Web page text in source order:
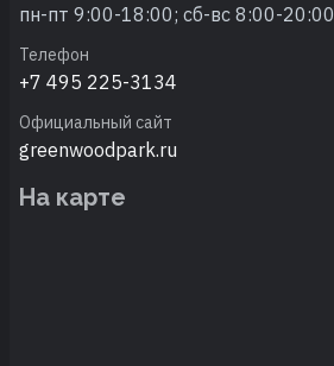
пн-пт 9:00-18:00; сб-вс 8:00-20:00
Телефон
+7 495 225-3134
Официальный сайт
greenwoodpark.ru
На карте